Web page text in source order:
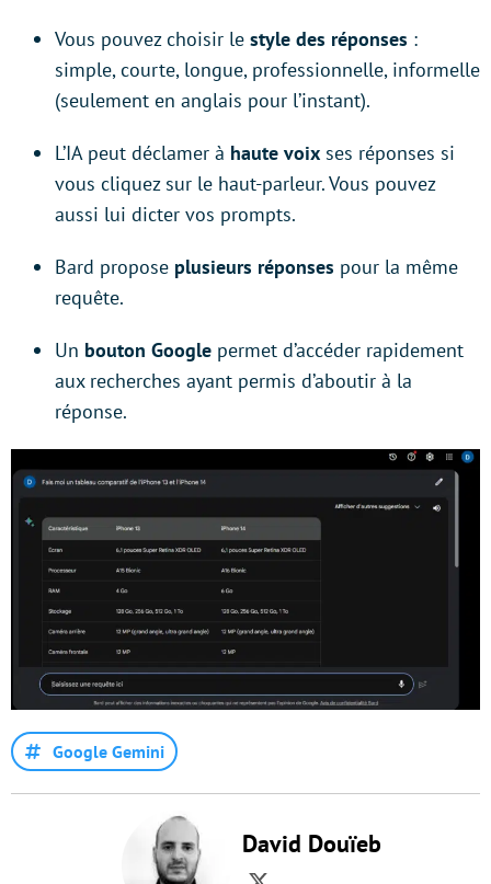
Vous pouvez choisir le style des réponses :
simple, courte, longue, professionnelle, informelle
(seulement en anglais pour l’instant).
L’IA peut déclamer à haute voix ses réponses si
vous cliquez sur le haut-parleur. Vous pouvez
aussi lui dicter vos prompts.
Bard propose plusieurs réponses pour la même
requête.
Un bouton Google permet d’accéder rapidement
aux recherches ayant permis d’aboutir à la
réponse.
Google Gemini
David Douïeb